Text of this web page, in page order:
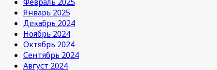
Январь 2025
Декабрь 2024
Ноябрь 2024
Октябрь 2024
Сентябрь 2024
Август 2024